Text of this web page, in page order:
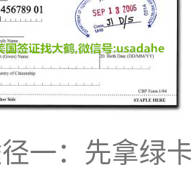
一：先拿绿